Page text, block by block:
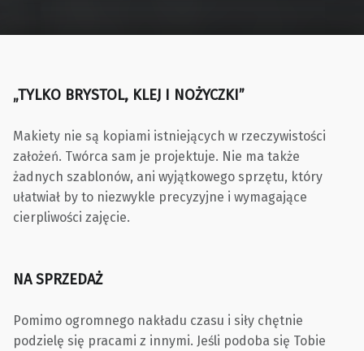
„TYLKO BRYSTOL, KLEJ I NOŻYCZKI”
Makiety nie są kopiami istniejących w rzeczywistości
założeń. Twórca sam je projektuje. Nie ma także
żadnych szablonów, ani wyjątkowego sprzętu, który
ułatwiał by to niezwykle precyzyjne i wymagające
cierpliwości zajęcie.
NA SPRZEDAŻ
Pomimo ogromnego nakładu czasu i siły chętnie
podzielę się pracami z innymi. Jeśli podoba się Tobie